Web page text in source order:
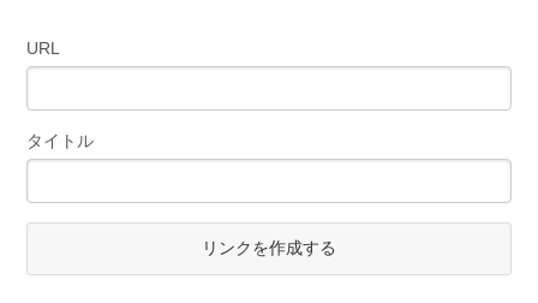
URL
タイトル
リンクを作成する